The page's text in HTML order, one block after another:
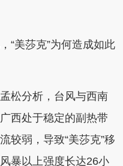
“美莎克”为何造成如此
松分析，台风与西南
西处于稳定的副热带
较弱，导致“美莎克”移
暴以上强度长达26小